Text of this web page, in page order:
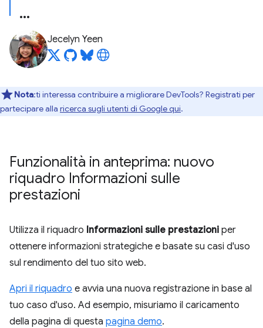
Jecelyn Yeen
Nota:ti interessa contribuire a migliorare DevTools? Registrati per
partecipare alla ricerca sugli utenti di Google qui.
Funzionalità in anteprima: nuovo
riquadro Informazioni sulle
prestazioni
Utilizza il riquadro Informazioni sulle prestazioni per
ottenere informazioni strategiche e basate su casi d'uso
sul rendimento del tuo sito web.
Apri il riquadro e avvia una nuova registrazione in base al
tuo caso d'uso. Ad esempio, misuriamo il caricamento
della pagina di questa pagina demo.